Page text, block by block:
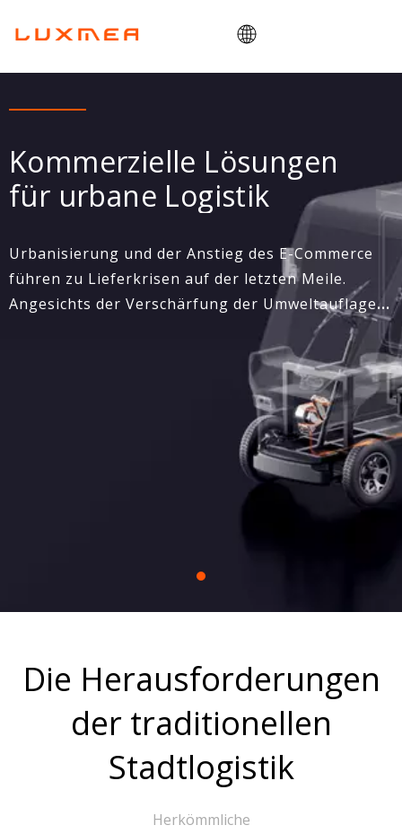
Lastenrad
Dienstprogramm
Blog
Kontakt
Kommerzielle Lösungen
für urbane Logistik
Urbanisierung und der Anstieg des E-Commerce
führen zu Lieferkrisen auf der letzten Meile.
Angesichts der Verschärfung der Umweltauflagen.
Luxmea treibt den Mobilitätswandel durch
Lastenfahrräder voran, die mit einem kettenlosen
seriellen Hybridantriebsstrang und modularem
Design ausgestattet sind. Unsere kommerziellen
Lösungen ermöglichen eine flexible, nahtlose
Integration in verschiedene städtische Betriebe.
Die Herausforderungen
der traditionellen
Stadtlogistik
Herkömmliche